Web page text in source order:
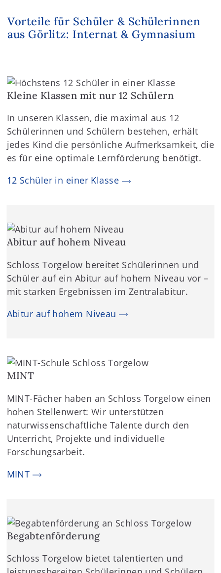
Vorteile für Schüler & Schülerinnen
aus Görlitz: Internat & Gymnasium
Kleine Klassen mit nur 12 Schülern
In unseren Klassen, die maximal aus 12
Schülerinnen und Schülern bestehen, erhält
jedes Kind die persönliche Aufmerksamkeit, die
es für eine optimale Lernförderung benötigt.
12 Schüler in einer Klasse
Abitur auf hohem Niveau
Schloss Torgelow bereitet Schülerinnen und
Schüler auf ein Abitur auf hohem Niveau vor –
mit starken Ergebnissen im Zentralabitur.
Abitur auf hohem Niveau
MINT
MINT-Fächer haben an Schloss Torgelow einen
hohen Stellenwert: Wir unterstützen
naturwissenschaftliche Talente durch den
Unterricht, Projekte und individuelle
Forschungsarbeit.
MINT
Begabtenförderung
Schloss Torgelow bietet talentierten und